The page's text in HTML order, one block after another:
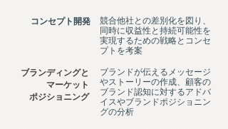
コンセプト開発
競合他社との差別化を図り、
同時に収益性と持続可能性を
実現するための戦略とコンセ
プトを考案
ブランディングと
マーケット
ポジショニング
ブランドが伝えるメッセージ
やストーリーの作成、顧客の
ブランド認知に対するアドバ
イスやブランドポジショニン
グの分析